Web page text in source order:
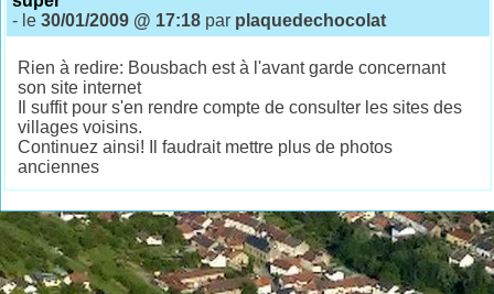
- le30/01/2009 @ 17:18 par plaquedechocolat
Rien à redire: Bousbach est à l'avant garde concernant
son site internet
Il suffit pour s'en rendre compte de consulter les sites des
villages voisins.
Continuez ainsi! Il faudrait mettre plus de photos
anciennes